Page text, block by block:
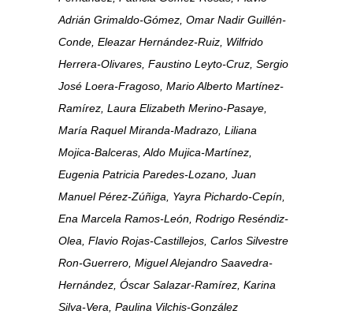
Adrián Grimaldo-Gómez, Omar Nadir Guillén-
Conde, Eleazar Hernández-Ruiz, Wilfrido
Herrera-Olivares, Faustino Leyto-Cruz, Sergio
José Loera-Fragoso, Mario Alberto Martínez-
Ramírez, Laura Elizabeth Merino-Pasaye,
María Raquel Miranda-Madrazo, Liliana
Mojica-Balceras, Aldo Mujica-Martínez,
Eugenia Patricia Paredes-Lozano, Juan
Manuel Pérez-Zúñiga, Yayra Pichardo-Cepín,
Ena Marcela Ramos-León, Rodrigo Reséndiz-
Olea, Flavio Rojas-Castillejos, Carlos Silvestre
Ron-Guerrero, Miguel Alejandro Saavedra-
Hernández, Óscar Salazar-Ramírez, Karina
Silva-Vera, Paulina Vilchis-González